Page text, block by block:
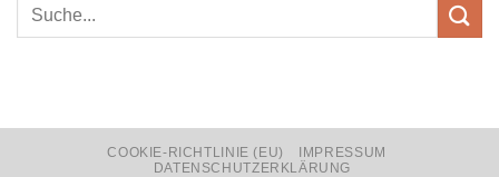
COOKIE-RICHTLINIE (EU)
IMPRESSUM
DATENSCHUTZERKLÄRUNG